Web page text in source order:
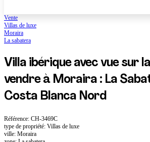
Vente
Villas de luxe
Moraira
La sabatera
Villa ibérique avec vue sur
vendre à Moraira : La
Costa Blanca Nord
Référence: CH-3469C
type de propriété: Villas de luxe
ville: Moraira